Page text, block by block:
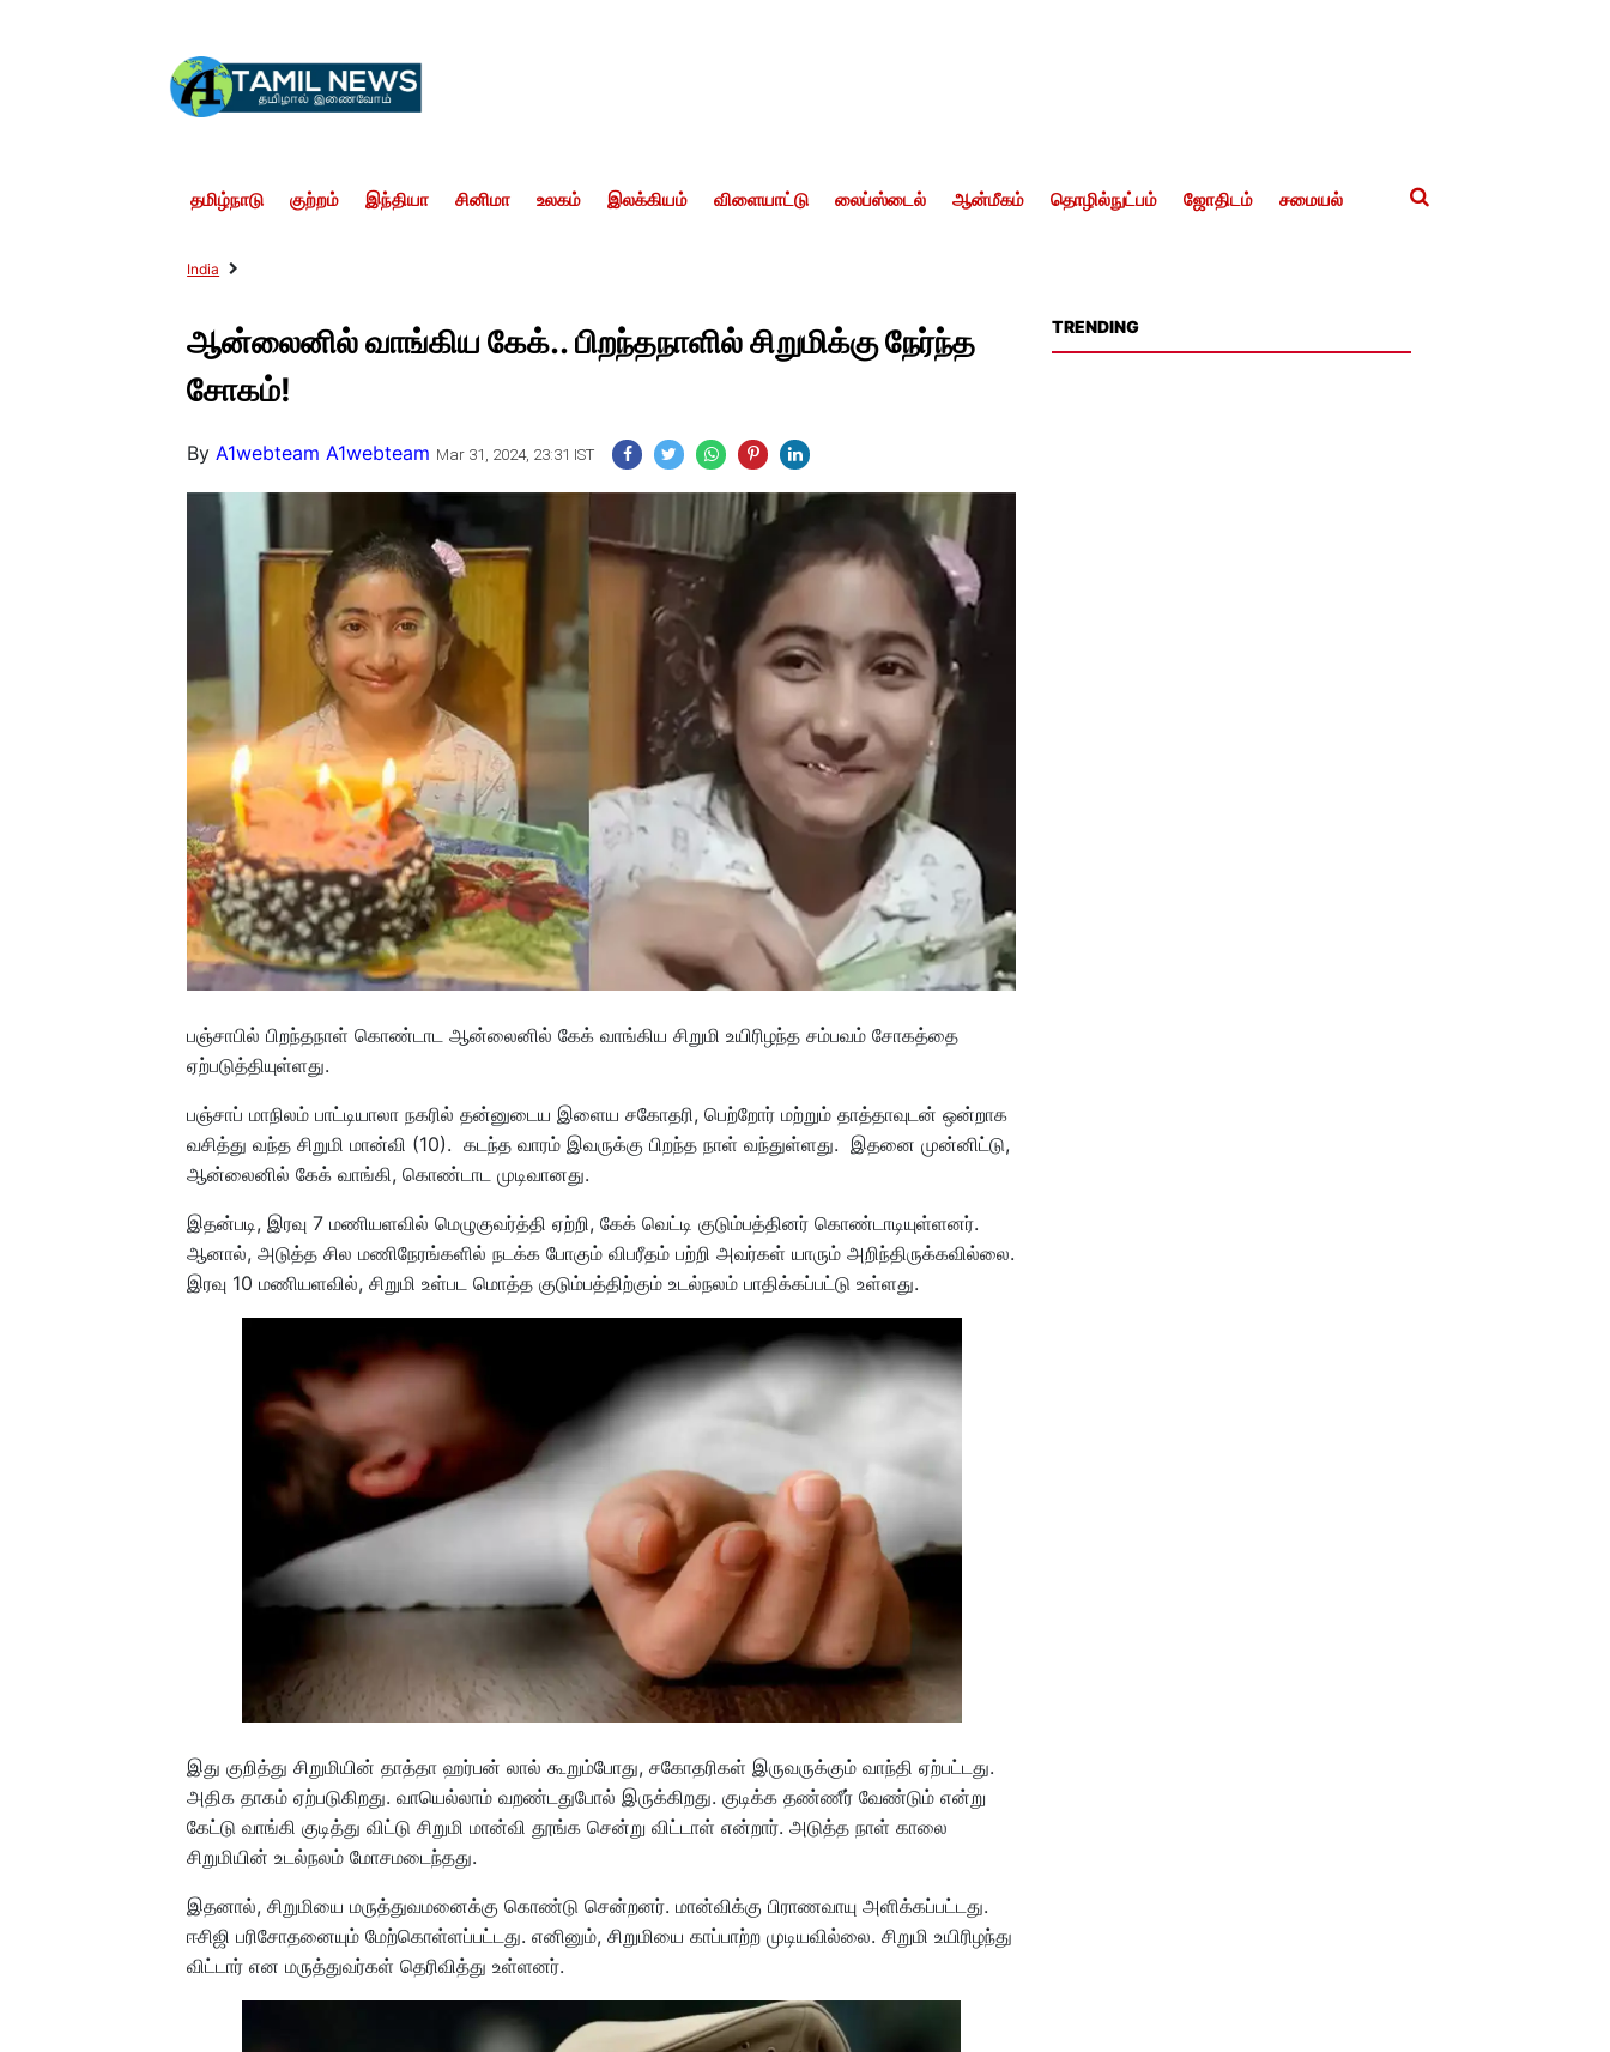
தமிழ்நாடு குற்றம் இந்தியா சினிமா உலகம் இலக்கியம் விளையாட்டு லைப்ஸ்டைல் ஆன்மீகம் தொழில்நுட்பம் ஜோதிடம் சமையல்
India
ஆன்லைனில் வாங்கிய கேக்.. பிறந்தநாளில் சிறுமிக்கு நேர்ந்த
சோகம்!
ByA1webteam A1webteam Mar 31, 2024, 23:31 IST
பஞ்சாபில் பிறந்தநாள் கொண்டாட ஆன்லைனில் கேக் வாங்கிய சிறுமி உயிரிழந்த சம்பவம் சோகத்தை
ஏற்படுத்தியுள்ளது.
பஞ்சாப் மாநிலம் பாட்டியாலா நகரில் தன்னுடைய இளைய சகோதரி, பெற்றோர் மற்றும் தாத்தாவுடன் ஒன்றாக
வசித்து வந்த சிறுமி மான்வி (10). கடந்த வாரம் இவருக்கு பிறந்த நாள் வந்துள்ளது. இதனை முன்னிட்டு,
ஆன்லைனில் கேக் வாங்கி, கொண்டாட முடிவானது.
இதன்படி, இரவு 7 மணியளவில் மெழுகுவர்த்தி ஏற்றி, கேக் வெட்டி குடும்பத்தினர் கொண்டாடியுள்ளனர்.
ஆனால், அடுத்த சில மணிநேரங்களில் நடக்க போகும் விபரீதம் பற்றி அவர்கள் யாரும் அறிந்திருக்கவில்லை.
இரவு 10 மணியளவில், சிறுமி உள்பட மொத்த குடும்பத்திற்கும் உடல்நலம் பாதிக்கப்பட்டு உள்ளது.
இது குறித்து சிறுமியின் தாத்தா ஹர்பன் லால் கூறும்போது, சகோதரிகள் இருவருக்கும் வாந்தி ஏற்பட்டது.
அதிக தாகம் ஏற்படுகிறது. வாயெல்லாம் வறண்டதுபோல் இருக்கிறது. குடிக்க தண்ணீர் வேண்டும் என்று
கேட்டு வாங்கி குடித்து விட்டு சிறுமி மான்வி தூங்க சென்று விட்டாள் என்றார். அடுத்த நாள் காலை
சிறுமியின் உடல்நலம் மோசமடைந்தது.
இதனால், சிறுமியை மருத்துவமனைக்கு கொண்டு சென்றனர். மான்விக்கு பிராணவாயு அளிக்கப்பட்டது.
ஈசிஜி பரிசோதனையும் மேற்கொள்ளப்பட்டது. எனினும், சிறுமியை காப்பாற்ற முடியவில்லை. சிறுமி உயிரிழந்து
விட்டார் என மருத்துவர்கள் தெரிவித்து உள்ளனர்.
TRENDING